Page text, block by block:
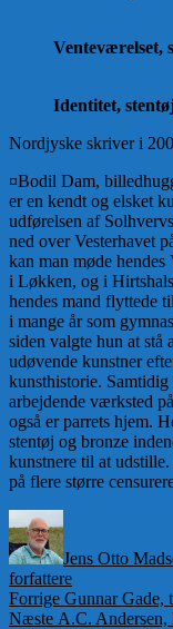
Venteværelset,
Identitet,
Nordjyske skriver i
¤Bodil Dam,
er en kendt og elsket
udførelsen af
ned over Vesterhavet
kan man møde
i Løkken, og i
hendes mand flyttede
i mange år som
siden valgte hun at
udøvende kunstner
kunsthistorie.
arbejdende værksted
også er parrets hjem.
stentøj og bronze
kunstnere til at
på flere større
Jens Otto
forfattere
Forrige Forrige
indlæg:
Gunnar Gade,
Næste Næste
A.C. Andersen,